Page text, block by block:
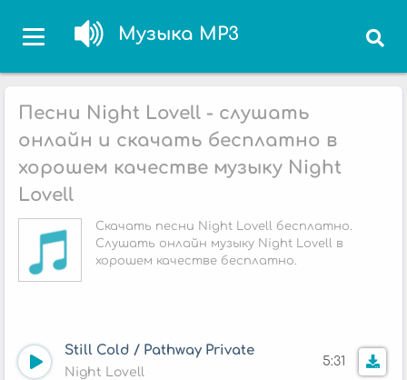
Музыка MP3
Песни Night Lovell - слушать
онлайн и скачать бесплатно в
хорошем качестве музыку Night
Lovell
Скачать песни Night Lovell бесплатно.
Слушать онлайн музыку Night Lovell в
хорошем качестве бесплатно.
Still Cold / Pathway Private
Night Lovell
5:31